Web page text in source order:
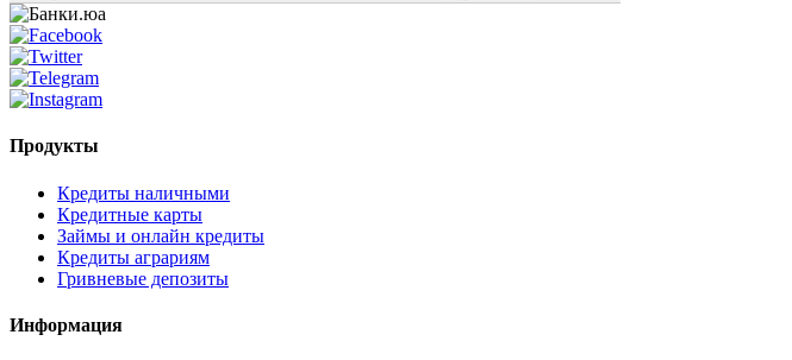
Продукты
Кредиты наличными
Кредитные карты
Займы и онлайн кредиты
Кредиты аграриям
Гривневые депозиты
Информация